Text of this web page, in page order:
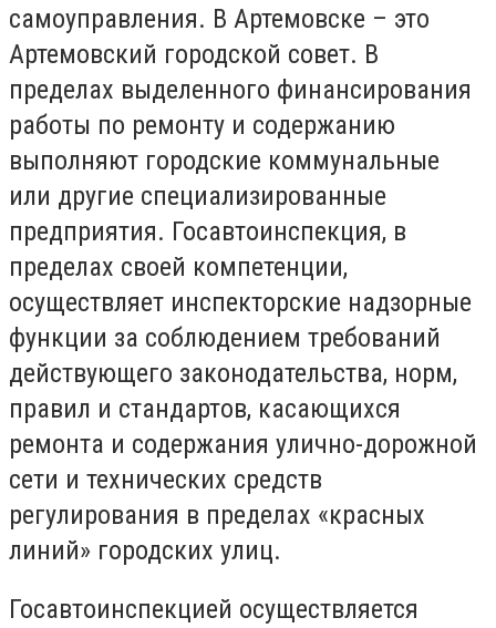
самоуправления. В Артемовске – это
Артемовский городской совет. В
пределах выделенного финансирования
работы по ремонту и содержанию
выполняют городские коммунальные
или другие специализированные
предприятия. Госавтоинспекция, в
пределах своей компетенции,
осуществляет инспекторские надзорные
функции за соблюдением требований
действующего законодательства, норм,
правил и стандартов, касающихся
ремонта и содержания улично-дорожной
сети и технических средств
регулирования в пределах «красных
линий» городских улиц.
Госавтоинспекцией осуществляется